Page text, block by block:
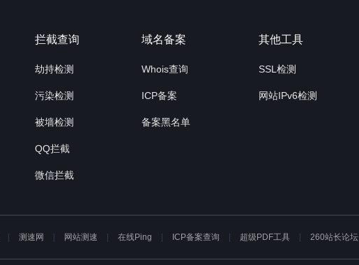
拦截查询
劫持检测
污染检测
被墙检测
QQ拦截
微信拦截
域名备案
Whois查询
ICP备案
备案黑名单
其他工具
SSL检测
网站IPv6检测
测速网 网站测速 在线Ping ICP备案查询 超级PDF工具 260站长论坛